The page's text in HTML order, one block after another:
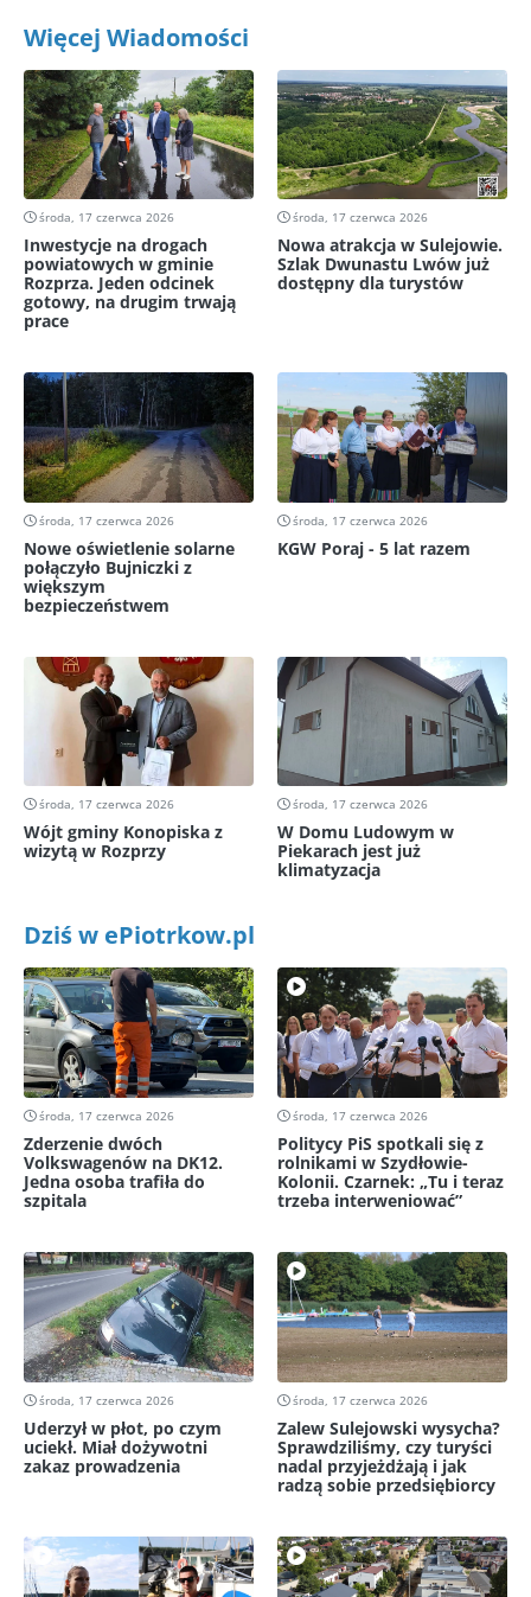
Więcej Wiadomości
środa, 17 czerwca 2026
Inwestycje na drogach
powiatowych w gminie
Rozprza. Jeden odcinek
gotowy, na drugim trwają
prace
środa, 17 czerwca 2026
Nowa atrakcja w Sulejowie.
Szlak Dwunastu Lwów już
dostępny dla turystów
środa, 17 czerwca 2026
Nowe oświetlenie solarne
połączyło Bujniczki z
większym
bezpieczeństwem
środa, 17 czerwca 2026
KGW Poraj - 5 lat razem
środa, 17 czerwca 2026
Wójt gminy Konopiska z
wizytą w Rozprzy
środa, 17 czerwca 2026
W Domu Ludowym w
Piekarach jest już
klimatyzacja
Dziś w ePiotrkow.pl
środa, 17 czerwca 2026
Zderzenie dwóch
Volkswagenów na DK12.
Jedna osoba trafiła do
szpitala
środa, 17 czerwca 2026
Politycy PiS spotkali się z
rolnikami w Szydłowie-
Kolonii. Czarnek: „Tu i teraz
trzeba interweniować”
środa, 17 czerwca 2026
Uderzył w płot, po czym
uciekł. Miał dożywotni
zakaz prowadzenia
środa, 17 czerwca 2026
Zalew Sulejowski wysycha?
Sprawdziliśmy, czy turyści
nadal przyjeżdżają i jak
radzą sobie przedsiębiorcy